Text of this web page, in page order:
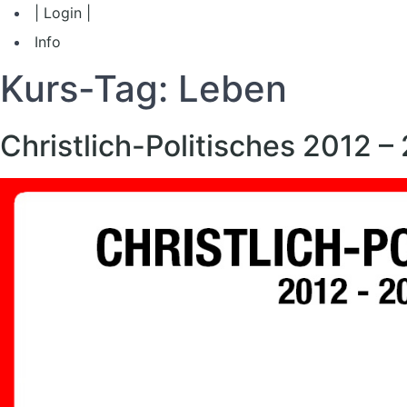
| Login |
Info
Kurs-Tag: Leben
Christlich-Politisches 2012 –